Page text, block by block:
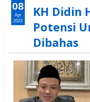
KH Didin
Potensi
Dibahas
08
Apr
2022